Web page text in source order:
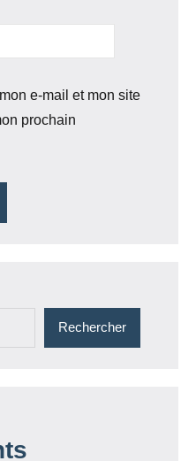
e-mail et mon site
prochain
Rechercher